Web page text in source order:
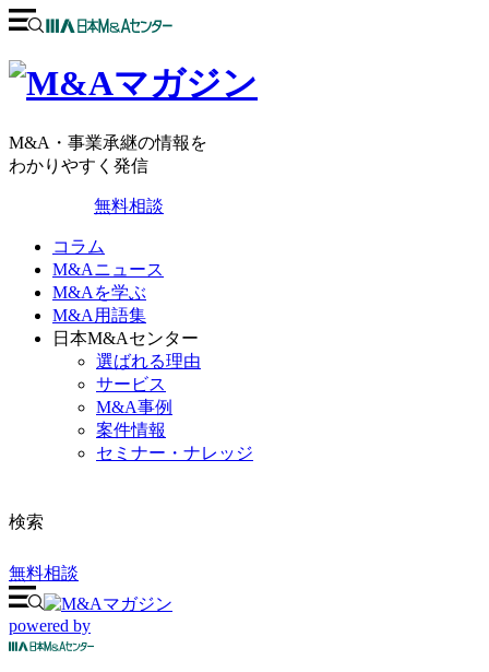
M&A・事業承継の情報を
わかりやすく発信
無料相談
コラム
M&Aニュース
M&Aを学ぶ
M&A用語集
日本M&Aセンター
選ばれる理由
サービス
M&A事例
案件情報
セミナー・ナレッジ
検索
無料相談
powered by